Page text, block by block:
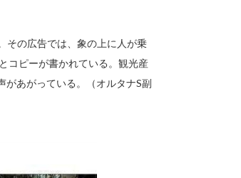
その広告では、象の上に人が乗
コピーが書かれている。観光産
あがっている。（オルタナS副